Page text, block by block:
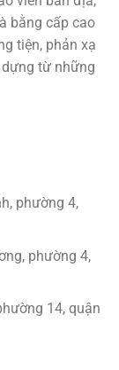
bằng cấp cao
tiện, phản xạ
từ những
phường 4,
phường 4,
14, quận